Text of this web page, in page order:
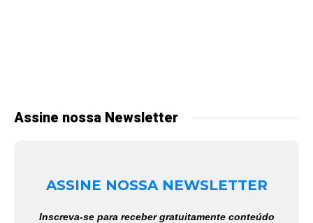
Assine nossa Newsletter
ASSINE NOSSA NEWSLETTER
Inscreva-se para receber gratuitamente conteúdo